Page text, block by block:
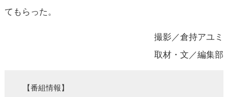
てもらった。
撮影／倉持アユミ
取材・文／編集部
【番組情報】